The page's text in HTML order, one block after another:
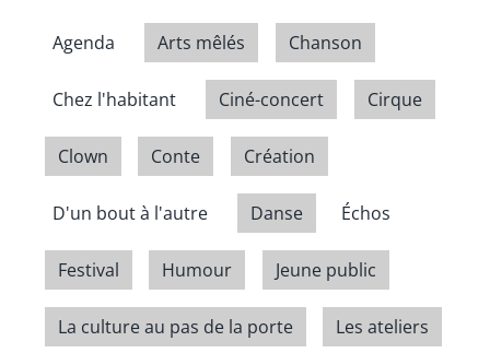
Agenda Arts mêlés Chanson
Chez l'habitant Ciné-concert Cirque
Clown Conte Création
D'un bout à l'autre Danse Échos
Festival Humour Jeune public
La culture au pas de la porte Les ateliers